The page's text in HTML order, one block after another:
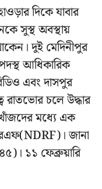
দিকে যাবার
সুস্থ অবস্থায়
দুই মেদিনীপুর
আধিকারিক
এবং দাসপুর
রাতভোর চলে উদ্ধার
মধ্যে এক
জানা
১১ ফেব্রুয়ারি